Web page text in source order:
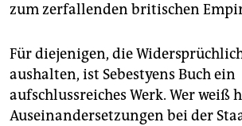
zum zerfallenden britischen
Für diejenigen, die
aushalten, ist Sebestyens Buch ein
aufschlussreiches Werk. Wer weiß
Auseinandersetzungen bei der